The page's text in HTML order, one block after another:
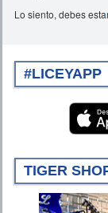
Lo siento, debes
#LICEYAPP
TIGER